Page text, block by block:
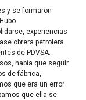
y se formaron
experiencias
obrera petrolera
de PDVSA.
había que seguir
de fábrica,
que era un error
que ella se